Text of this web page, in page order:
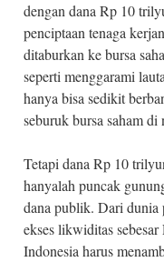
dengan dana Rp 10
penciptaan tenaga
ditaburkan ke bursa
seperti menggarami
hanya bisa sedikit
seburuk bursa saham
Tetapi dana Rp 10
hanyalah puncak
dana publik. Dari dunia
ekses likwiditas
Indonesia harus